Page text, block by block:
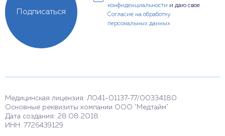
конфиденциальности и даю свое
Согласие на обработку
персональных данных
Подписаться
Медицинская лицензия: Л041-01137-77/00334180
Основные реквизиты компании ООО "Медтайм"
Дата создания: 28.08.2018
ИНН: 7726439129